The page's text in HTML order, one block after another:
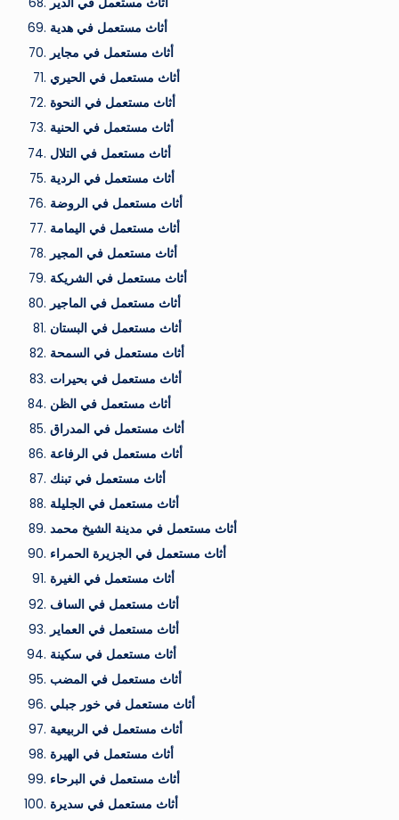
أثاث مستعمل في هدية
أثاث مستعمل في مجاير
أثاث مستعمل في الحيري
أثاث مستعمل في النحوة
أثاث مستعمل في الحنية
أثاث مستعمل في التلال
أثاث مستعمل في الردية
أثاث مستعمل في الروضة
أثاث مستعمل في اليمامة
أثاث مستعمل في المجير
أثاث مستعمل في الشريكة
أثاث مستعمل في الماجير
أثاث مستعمل في البستان
أثاث مستعمل في السمحة
أثاث مستعمل في بحيرات
أثاث مستعمل في الظن
أثاث مستعمل في المدراق
أثاث مستعمل في الرفاعة
أثاث مستعمل في تبنك
أثاث مستعمل في الجليلة
أثاث مستعمل في مدينة الشيخ محمد
أثاث مستعمل في الجزيرة الحمراء
أثاث مستعمل في الغيرة
أثاث مستعمل في الساف
أثاث مستعمل في العماير
أثاث مستعمل في سكينة
أثاث مستعمل في المضب
أثاث مستعمل في خور جبلي
أثاث مستعمل في الربيعية
أثاث مستعمل في الهيرة
أثاث مستعمل في البرحاء
أثاث مستعمل في سديرة